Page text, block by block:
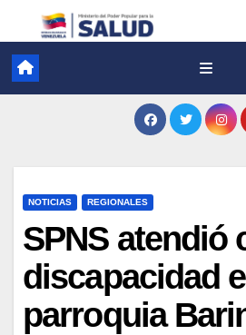
NOTICIAS REGIONALES
SPNS atendió
discapacidad
parroquia